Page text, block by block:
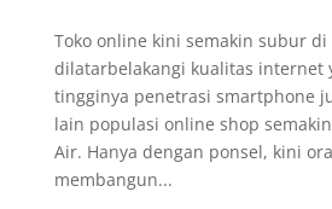
Toko online kini semakin subur di
dilatarbelakangi kualitas internet
tingginya penetrasi smartphone
lain populasi online shop
Air. Hanya dengan ponsel, kini
membangun...